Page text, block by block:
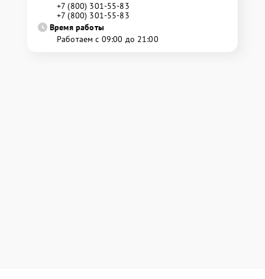
+7 (800) 301-55-83
+7 (800) 301-55-83
Время работы
Работаем с 09:00 до 21:00